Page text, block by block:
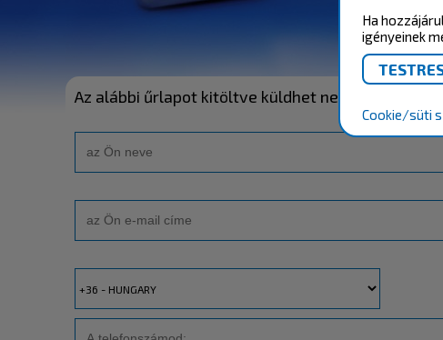
Ha
igényeinek
Cookie/süti
Az alábbi űrlapot kitöltve küldhet nekünk üzenetet.